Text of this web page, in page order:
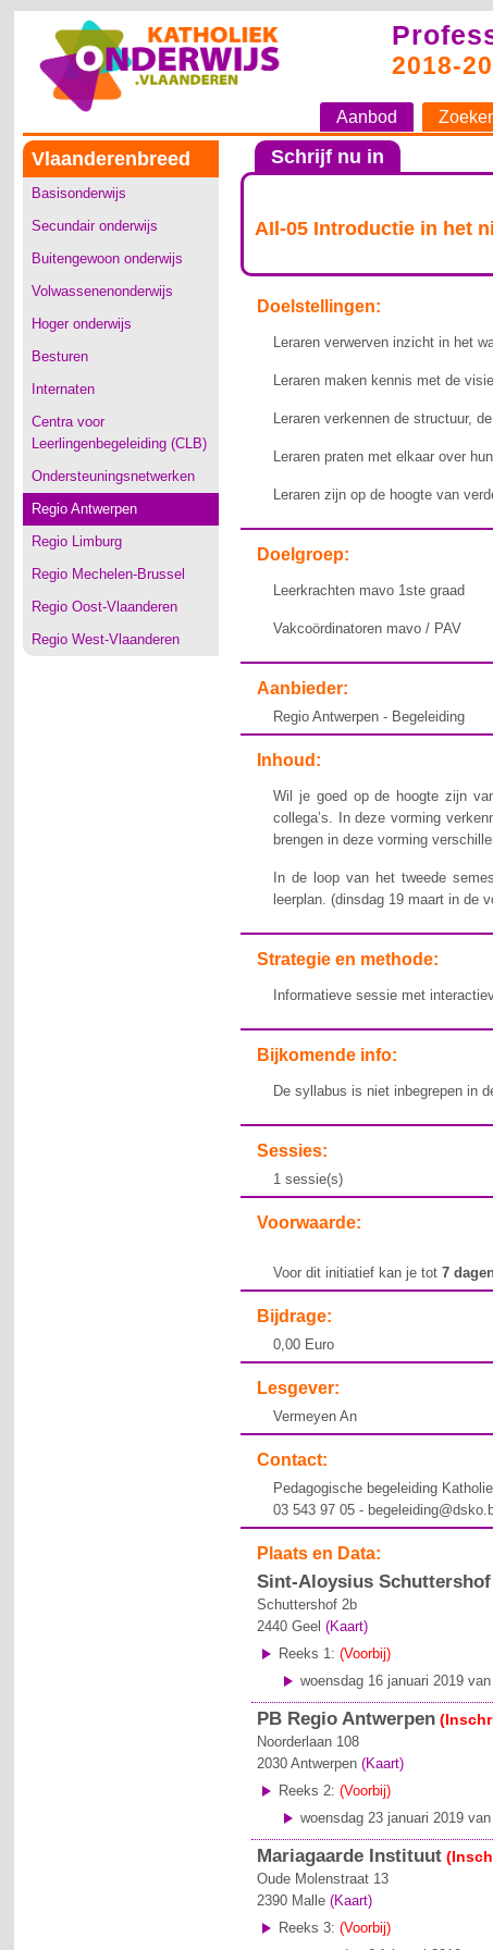
2018-
Aanbod
Vlaanderenbreed
Basisonderwijs
Secundair onderwijs
Buitengewoon onderwijs
Volwassenenonderwijs
Hoger onderwijs
Besturen
Internaten
Centra voor
Leerlingenbegeleiding (CLB)
Ondersteuningsnetwerken
Regio Antwerpen
Regio Limburg
Regio Mechelen-Brussel
Regio Oost-Vlaanderen
Regio West-Vlaanderen
Schrijf nu in
AIl-05 Introductie in het
Doelstellingen:
Leraren verwerven inzicht in het
Leraren maken kennis met de
Leraren verkennen de structuur,
Leraren praten met elkaar over
Leraren zijn op de hoogte van
Doelgroep:
Leerkrachten mavo 1ste graad
Vakcoördinatoren mavo / PAV
Aanbieder:
Regio Antwerpen - Begeleiding
Inhoud:
Wil je goed op de hoogte zijn
collega’s. In deze vorming
brengen in deze vorming
In de loop van het tweede
leerplan. (dinsdag 19 maart in de
Strategie en methode:
Informatieve sessie met
Bijkomende info:
De syllabus is niet inbegrepen in
Sessies:
1 sessie(s)
Voorwaarde:
Voor dit initiatief kan je tot7
Bijdrage:
0,00 Euro
Lesgever:
Vermeyen An
Contact:
Pedagogische begeleiding
03 543 97 05 -
Plaats en Data:
Sint-Aloysius Schuttershof
Schuttershof 2b
2440 Geel (Kaart)
Reeks 1:(Voorbij)
woensdag 16 januari 2019
PB Regio Antwerpen
Noorderlaan 108
2030 Antwerpen (Kaart)
Reeks 2:(Voorbij)
woensdag 23 januari 2019
Mariagaarde Instituut
Oude Molenstraat 13
2390 Malle (Kaart)
Reeks 3:(Voorbij)